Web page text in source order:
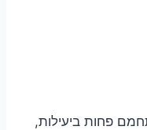
פחות ביעילות,